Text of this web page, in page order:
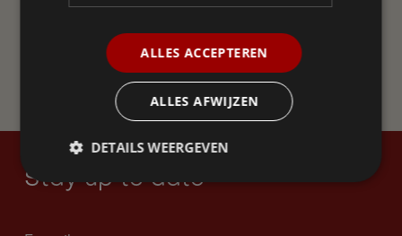
Vlaanderen en Nederland. We helpen elkaar met vraag
WORD LID
Stay up to date
ALLES ACCEPTEREN
ALLES AFWIJZEN
DETAILS WEERGEVEN